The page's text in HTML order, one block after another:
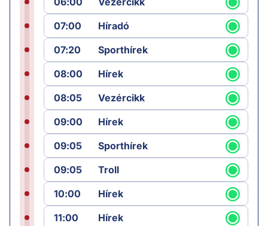
07:00
Híradó
07:20
Sporthírek
08:00
Hírek
08:05
Vezércikk
09:00
Hírek
09:05
Sporthírek
09:05
Troll
10:00
Hírek
11:00
Hírek